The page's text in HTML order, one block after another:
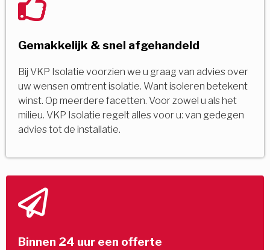
Gemakkelijk & snel afgehandeld
Bij VKP Isolatie voorzien we u graag van advies over
uw wensen omtrent isolatie. Want isoleren betekent
winst. Op meerdere facetten. Voor zowel u als het
milieu. VKP Isolatie regelt alles voor u: van gedegen
advies tot de installatie.
Binnen 24 uur een offerte